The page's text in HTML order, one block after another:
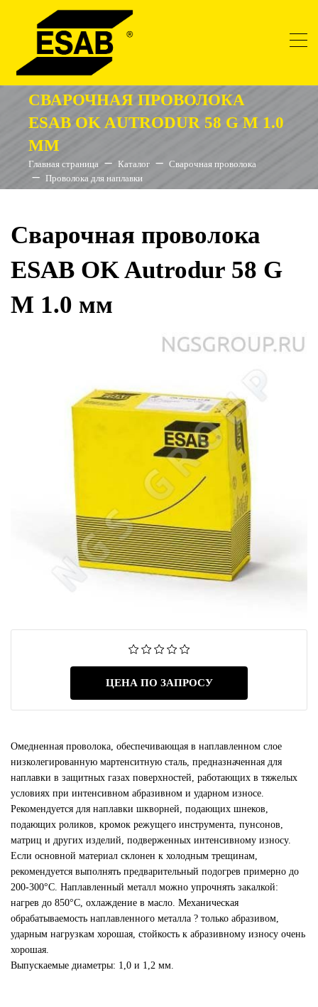
СВАРОЧНАЯ ПРОВОЛОКА
ESAB OK AUTRODUR 58 G M 1.0
ММ
Главная страница Каталог
Сварочная проволока
Проволока для наплавки
Сварочная проволока
ESAB OK Autrodur 58 G
M 1.0 мм
ЦЕНА ПО ЗАПРОСУ
Омедненная проволока, обеспечивающая в наплавленном слое
низколегированную мартенситную сталь, предназначенная для
наплавки в защитных газах поверхностей, работающих в тяжелых
условиях при интенсивном абразивном и ударном износе.
Рекомендуется для наплавки шкворней, подающих шнеков,
подающих роликов, кромок режущего инструмента, пунсонов,
матриц и других изделий, подверженных интенсивному износу.
Если основной материал склонен к холодным трещинам,
рекомендуется выполнять предварительный подогрев примерно до
200-300°С. Наплавленный металл можно упрочнять закалкой:
нагрев до 850°С, охлаждение в масло. Механическая
обрабатываемость наплавленного металла ? только абразивом,
ударным нагрузкам хорошая, стойкость к абразивному износу очень
хорошая.
Выпускаемые диаметры: 1,0 и 1,2 мм.